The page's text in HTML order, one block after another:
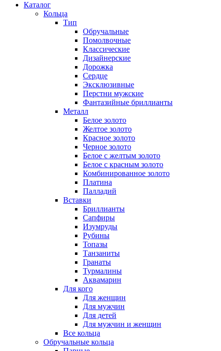
Каталог
Кольца
Тип
Обручальные
Помолвочные
Классические
Дизайнерские
Дорожка
Сердце
Эксклюзивные
Перстни мужские
Фантазийные бриллианты
Металл
Белое золото
Желтое золото
Красное золото
Черное золото
Белое с желтым золото
Белое с красным золото
Комбинированное золото
Платина
Палладий
Вставки
Бриллианты
Сапфиры
Изумруды
Рубины
Топазы
Танзаниты
Гранаты
Турмалины
Аквамарин
Для кого
Для женщин
Для мужчин
Для детей
Для мужчин и женщин
Все кольца
Обручальные кольца